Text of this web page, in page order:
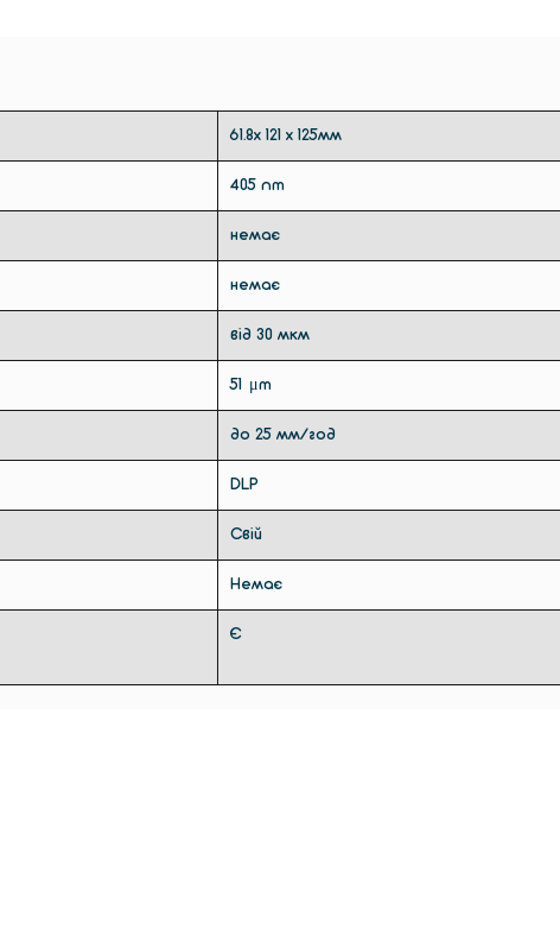
61.8x 121 x 125мм
405 nm
немає
немає
від 30 мкм
51 μm
до 25 мм/год
DLP
Свій
Немає
Є